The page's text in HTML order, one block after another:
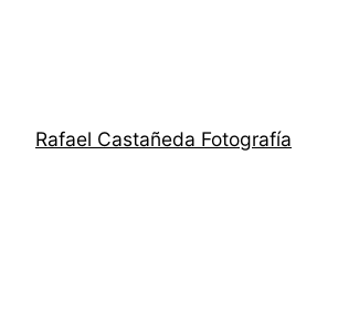
Rafael Castañeda Fotografía